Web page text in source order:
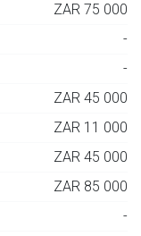
ZAR 75 000
-
-
ZAR 45 000
ZAR 11 000
ZAR 45 000
ZAR 85 000
-